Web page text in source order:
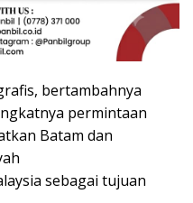
bertambahnya
permintaan
Batam dan
sebagai tujuan